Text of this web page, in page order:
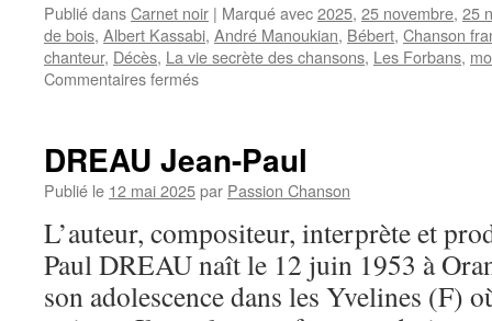
Publié dansCarnet noir | Marqué avec2025, 25 novembre, 25
de bois, Albert Kassabi, André Manoukian, Bébert, Chanson
chanteur, Décès, La vie secrète des chansons, Les Forbans,
Commentaires ferméssur
FORBANS,
Bébert,
décédé
DREAU Jean-Paul
Publié le 12 mai 2025par Passion Chanson
L’auteur, compositeur, interprète et
Paul DREAU naît le 12 juin 1953 à
son adolescence dans les Yvelines (F)